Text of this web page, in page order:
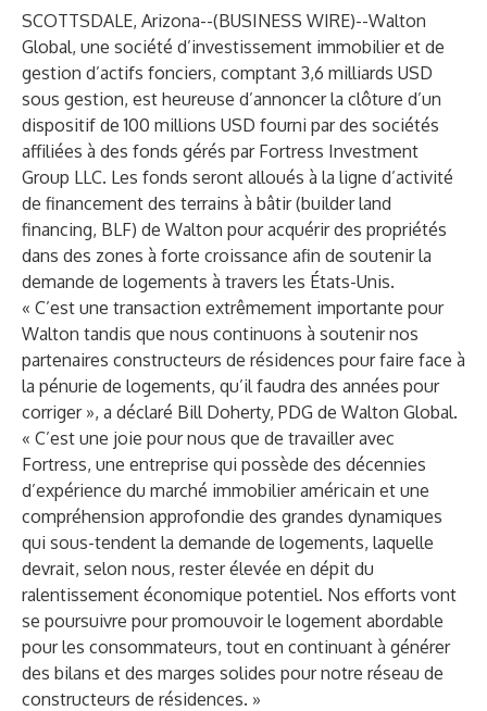
SCOTTSDALE, Arizona--(BUSINESS WIRE)--Walton
Global, une société d’investissement immobilier et de
gestion d’actifs fonciers, comptant 3,6 milliards USD
sous gestion, est heureuse d’annoncer la clôture d’un
dispositif de 100 millions USD fourni par des sociétés
affiliées à des fonds gérés par Fortress Investment
Group LLC. Les fonds seront alloués à la ligne d’activité
de financement des terrains à bâtir (builder land
financing, BLF) de Walton pour acquérir des propriétés
dans des zones à forte croissance afin de soutenir la
demande de logements à travers les États-Unis.
« C’est une transaction extrêmement importante pour
Walton tandis que nous continuons à soutenir nos
partenaires constructeurs de résidences pour faire face à
la pénurie de logements, qu’il faudra des années pour
corriger », a déclaré Bill Doherty, PDG de Walton Global.
« C’est une joie pour nous que de travailler avec
Fortress, une entreprise qui possède des décennies
d’expérience du marché immobilier américain et une
compréhension approfondie des grandes dynamiques
qui sous-tendent la demande de logements, laquelle
devrait, selon nous, rester élevée en dépit du
ralentissement économique potentiel. Nos efforts vont
se poursuivre pour promouvoir le logement abordable
pour les consommateurs, tout en continuant à générer
des bilans et des marges solides pour notre réseau de
constructeurs de résidences. »